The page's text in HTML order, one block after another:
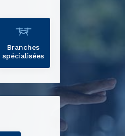
Branches
spécialisées